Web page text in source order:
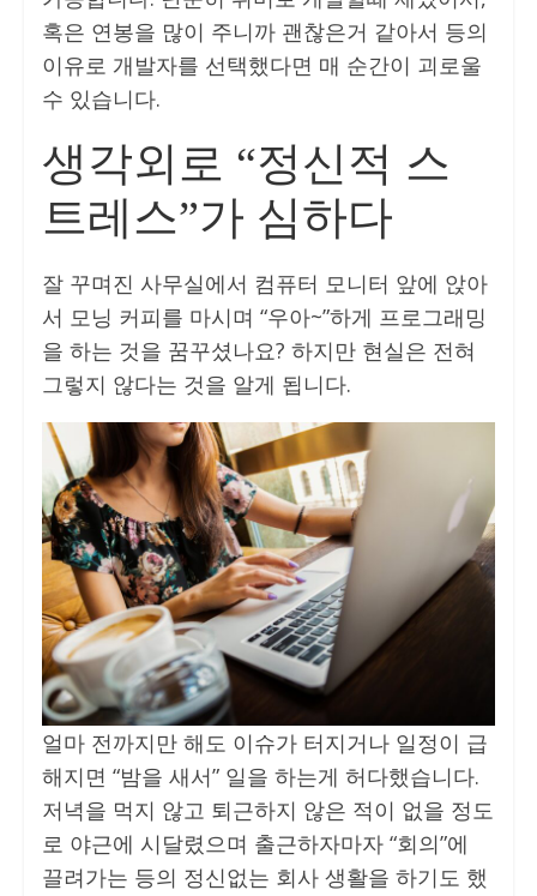
혹은 연봉을 많이 주니까 괜찮은거 같아서 등의
이유로 개발자를 선택했다면 매 순간이 괴로울
수 있습니다.
생각외로 “정신적 스
트레스”가 심하다
잘 꾸며진 사무실에서 컴퓨터 모니터 앞에 앉아
서 모닝 커피를 마시며 “우아~”하게 프로그래밍
을 하는 것을 꿈꾸셨나요? 하지만 현실은 전혀
그렇지 않다는 것을 알게 됩니다.
얼마 전까지만 해도 이슈가 터지거나 일정이 급
해지면 “밤을 새서” 일을 하는게 허다했습니다.
저녁을 먹지 않고 퇴근하지 않은 적이 없을 정도
로 야근에 시달렸으며 출근하자마자 “회의”에
끌려가는 등의 정신없는 회사 생활을 하기도 했